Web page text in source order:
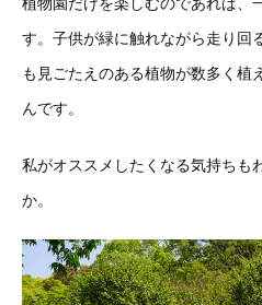
す。子供が緑に触れながら走り回
も見ごたえのある植物が数多く植
んです。
私がオススメしたくなる気持ちも
か。